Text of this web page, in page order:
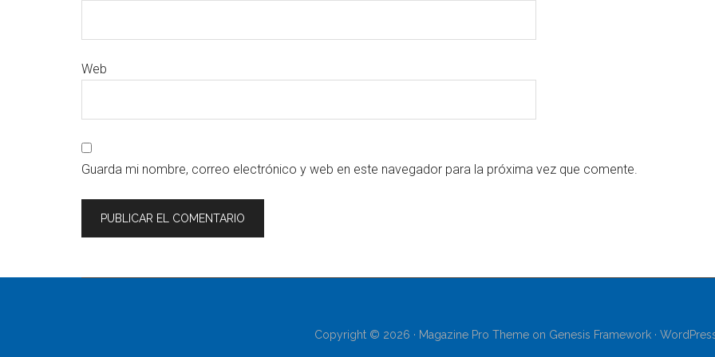
Web
Guarda mi nombre, correo electrónico y web en este navegador para la próxima vez que comente.
Copyright © 2026 · Magazine Pro Themeon Genesis Framework·